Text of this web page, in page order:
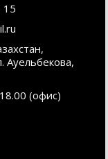
15
Ауельбекова,
(офис)